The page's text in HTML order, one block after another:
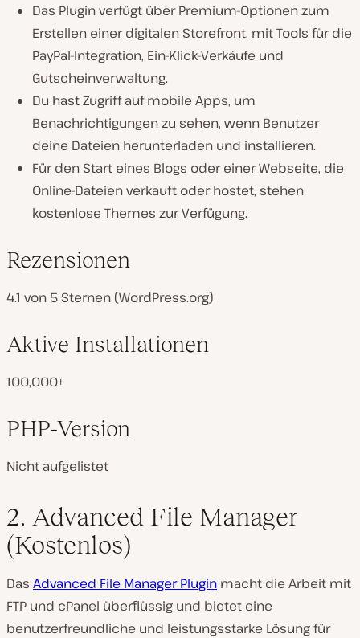
Das Plugin verfügt über Premium-Optionen zum
Erstellen einer digitalen Storefront, mit Tools für die
PayPal-Integration, Ein-Klick-Verkäufe und
Gutscheinverwaltung.
Du hast Zugriff auf mobile Apps, um
Benachrichtigungen zu sehen, wenn Benutzer
deine Dateien herunterladen und installieren.
Für den Start eines Blogs oder einer Webseite, die
Online-Dateien verkauft oder hostet, stehen
kostenlose Themes zur Verfügung.
Rezensionen
4.1 von 5 Sternen (WordPress.org)
Aktive Installationen
100,000+
PHP-Version
Nicht aufgelistet
2. Advanced File Manager
(Kostenlos)
Das Advanced File Manager Plugin macht die Arbeit mit
FTP und cPanel überflüssig und bietet eine
benutzerfreundliche und leistungsstarke Lösung für